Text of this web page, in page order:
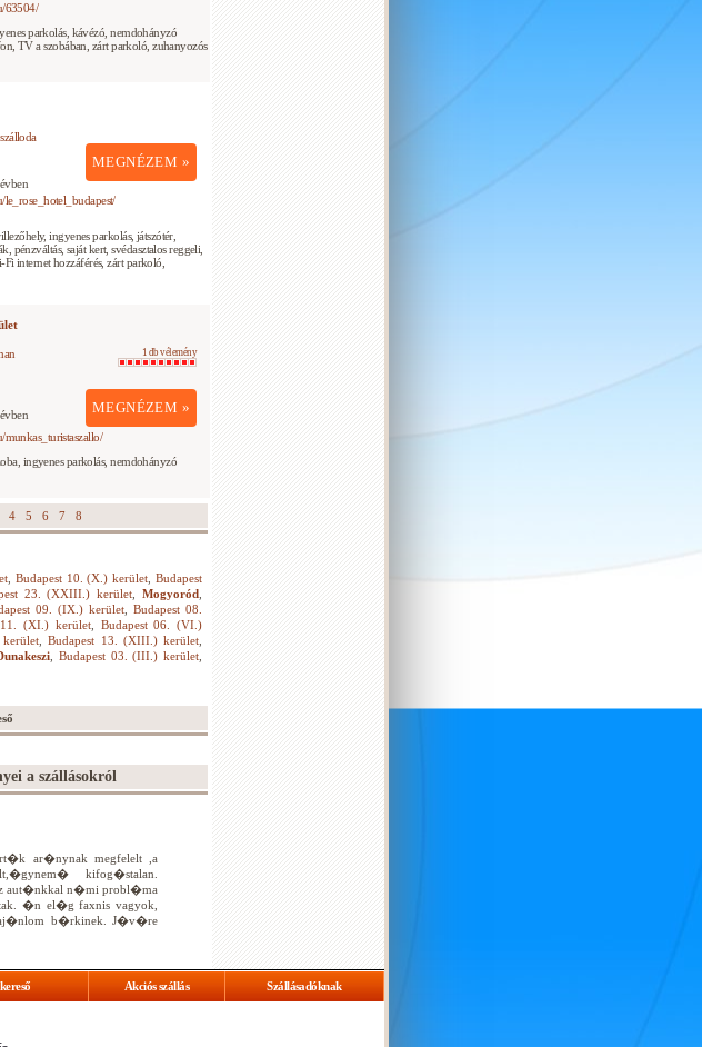
63504/
parkolás, kávézó, nemdohányzó
TV a szobában, zárt parkoló, zuhanyozós
MEGNÉZEM »
le_rose_hotel_budapest/
ingyenes parkolás, játszótér,
saját kert, svédasztalos reggeli,
internet hozzáférés, zárt parkoló,
1 db vélemény
MEGNÉZEM »
munkas_turistaszallo/
ingyenes parkolás, nemdohányzó
4 5 6 7 8
, Budapest 10. (X.) kerület ,Budapest
23. (XXIII.) kerület ,Mogyoród
09. (IX.) kerület
Budapest 08.
11. (XI.) kerület, Budapest 06. (VI.)
,Budapest 13. (XIII.) kerület
Budapest 03. (III.) kerület
a szállásokról
ar�nynak megfelelt ,a
kifog�stalan.
aut�nkkal n�mi probl�ma
�n el�g faxnis vagyok,
b�rkinek. J�v�re
Akciós szállás Szállásadóknak